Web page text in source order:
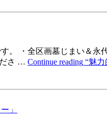
。 ・全区画墓じまい＆
さ … Continue reading “魅力
」